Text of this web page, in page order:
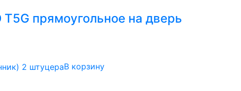
прямоугольное на дверь
В корзину